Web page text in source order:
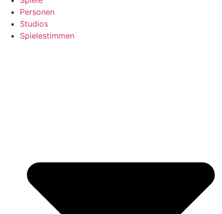
Personen
Studios
Spielestimmen